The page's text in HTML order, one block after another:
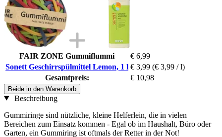
FAIR ZONE Gummiflummi
€ 6,99
Sonett Geschirrspülmittel Lemon, 1 l € 3,99 (€ 3,99 / l)
Gesamtpreis:
€ 10,98
Beide in den Warenkorb
Beschreibung
Gummiringe sind nützliche, kleine Helferlein, die in vielen
Bereichen zum Einsatz kommen - Egal ob im Haushalt, Büro oder
Garten, ein Gummiring ist oftmals der Retter in der Not!